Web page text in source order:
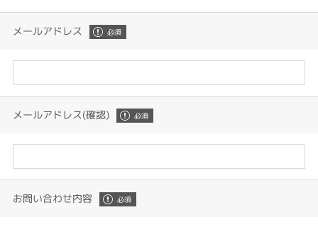
メールアドレス
メールアドレス(確認)
お問い合わせ内容